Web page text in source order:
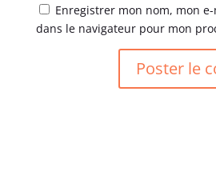
Enregistrer mon nom, mon
dans le navigateur pour mon